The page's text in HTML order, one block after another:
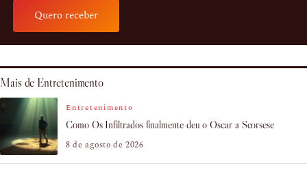
Quero receber
Mais de Entretenimento
Entretenimento
Como Os Infiltrados finalmente deu o Oscar a Scorsese
8 de agosto de 2026